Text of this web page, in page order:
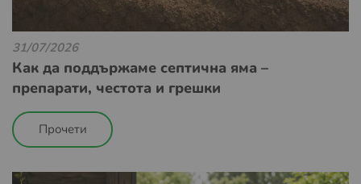
31/07/2026
Как да поддържаме септична яма –
препарати, честота и грешки
Прочети